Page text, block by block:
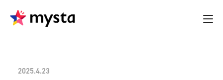
2025.4.23